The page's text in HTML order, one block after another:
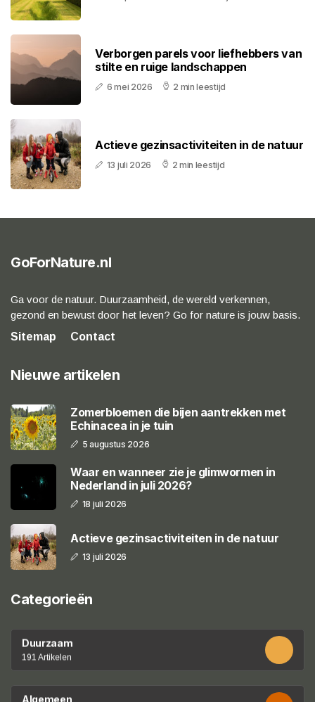
Verborgen parels voor liefhebbers van
stilte en ruige landschappen
6 mei 2026 2 min leestijd
Actieve gezinsactiviteiten in de natuur
13 juli 2026 2 min leestijd
GoForNature.nl
Ga voor de natuur. Duurzaamheid, de wereld verkennen,
gezond en bewust door het leven? Go for nature is jouw basis.
Sitemap
Contact
Nieuwe artikelen
Zomerbloemen die bijen aantrekken met
Echinacea in je tuin
5 augustus 2026
Waar en wanneer zie je glimwormen in
Nederland in juli 2026?
18 juli 2026
Actieve gezinsactiviteiten in de natuur
13 juli 2026
Categorieën
Duurzaam
191 Artikelen
Algemeen